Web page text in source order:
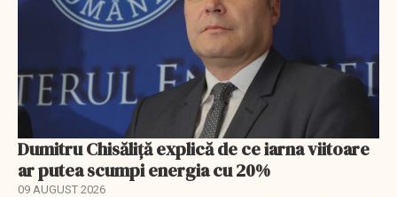
Dumitru Chisăliță explică de ce iarna viitoare
ar putea scumpi energia cu 20%
09 AUGUST 2026